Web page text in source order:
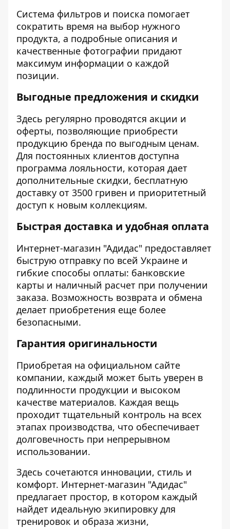
Система фильтров и поиска помогает
сократить время на выбор нужного
продукта, а подробные описания и
качественные фотографии придают
максимум информации о каждой
позиции.
Выгодные предложения и скидки
Здесь регулярно проводятся акции и
оферты, позволяющие приобрести
продукцию бренда по выгодным ценам.
Для постоянных клиентов доступна
программа лояльности, которая дает
дополнительные скидки, бесплатную
доставку от 3500 гривен и приоритетный
доступ к новым коллекциям.
Быстрая доставка и удобная оплата
Интернет-магазин "Адидас" предоставляет
быструю отправку по всей Украине и
гибкие способы оплаты: банковские
карты и наличный расчет при получении
заказа. Возможность возврата и обмена
делает приобретения еще более
безопасными.
Гарантия оригинальности
Приобретая на официальном сайте
компании, каждый может быть уверен в
подлинности продукции и высоком
качестве материалов. Каждая вещь
проходит тщательный контроль на всех
этапах производства, что обеспечивает
долговечность при непрерывном
использовании.
Здесь сочетаются инновации, стиль и
комфорт. Интернет-магазин "Адидас"
предлагает простор, в котором каждый
найдет идеальную экипировку для
тренировок и образа жизни,